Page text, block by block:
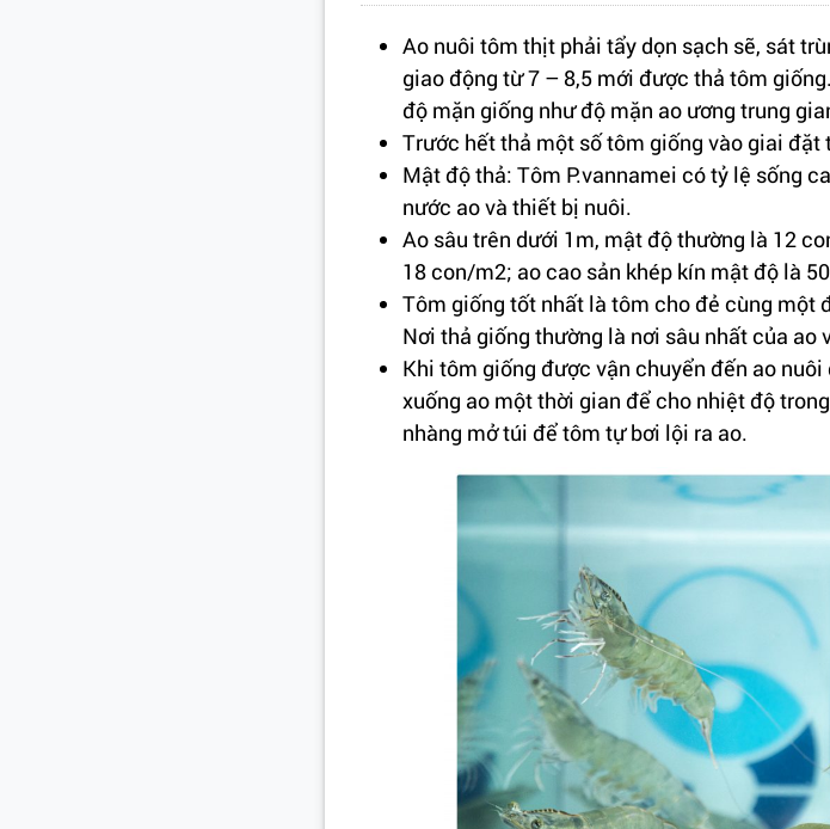
Ao nuôi tôm thịt phải tẩy dọn sạch sẽ, sát
giao động từ 7 – 8,5 mới được thả tôm
độ mặn giống như độ mặn ao ương trung
Trước hết thả một số tôm giống vào giai
Mật độ thả: Tôm P.vannamei có tỷ lệ sống
nước ao và thiết bị nuôi.
Ao sâu trên dưới 1m, mật độ thường là 12
18 con/m2; ao cao sản khép kín mật độ là
Tôm giống tốt nhất là tôm cho đẻ cùng một
Nơi thả giống thường là nơi sâu nhất của ao
Khi tôm giống được vận chuyển đến ao
xuống ao một thời gian để cho nhiệt độ
nhàng mở túi để tôm tự bơi lội ra ao.